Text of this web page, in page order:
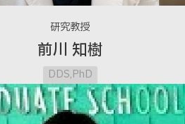
研究教授
前川 知樹
DDS,PhD